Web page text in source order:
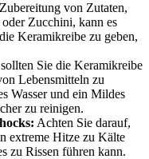
von Zutaten,
Zucchini, kann es
Keramikreibe zu geben,
Sie die Keramikreibe
Lebensmitteln zu
Wasser und ein Mildes
zu reinigen.
Achten Sie darauf,
extreme Hitze zu Kälte
zu Rissen führen kann.